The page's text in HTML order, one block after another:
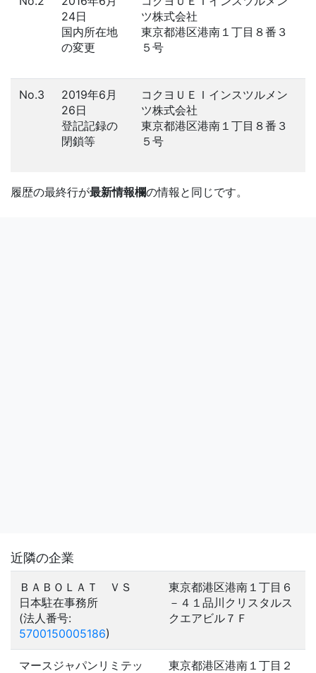
24日
国内所在地
の変更
ツ株式会社
東京都港区港南１丁目８番３
５号
No.3
2019年6月
26日
登記記録の
閉鎖等
コクヨＵＥＩインスツルメン
ツ株式会社
東京都港区港南１丁目８番３
５号
履歴の最終行が最新情報欄の情報と同じです。
近隣の企業
ＢＡＢＯＬＡＴ ＶＳ
日本駐在事務所
(法人番号:
5700150005186)
東京都港区港南１丁目６
－４１品川クリスタルス
クエアビル７Ｆ
マースジャパンリミテッ
東京都港区港南１丁目２